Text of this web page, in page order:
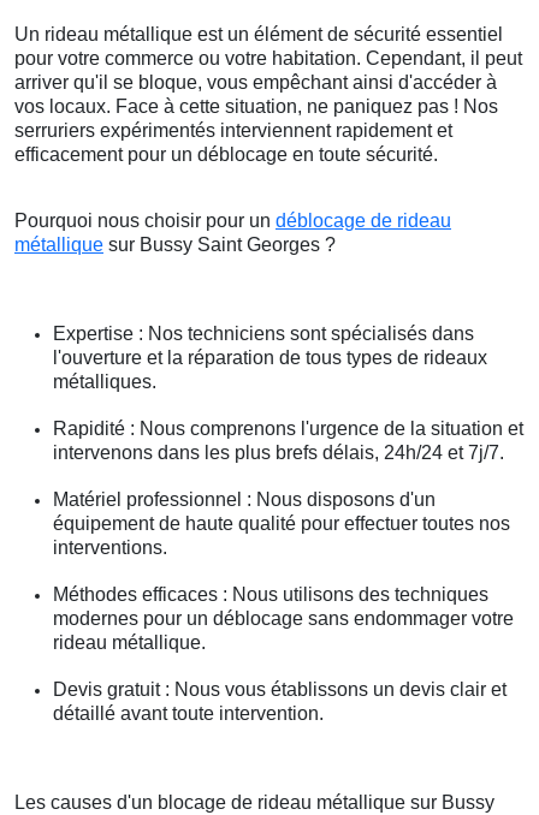
Un rideau métallique est un élément de sécurité essentiel
pour votre commerce ou votre habitation. Cependant, il peut
arriver qu'il se bloque, vous empêchant ainsi d'accéder à
vos locaux. Face à cette situation, ne paniquez pas ! Nos
serruriers expérimentés interviennent rapidement et
efficacement pour un déblocage en toute sécurité.
Pourquoi nous choisir pour un déblocage de rideau
métallique sur Bussy Saint Georges ?
Expertise : Nos techniciens sont spécialisés dans
l'ouverture et la réparation de tous types de rideaux
métalliques.
Rapidité : Nous comprenons l'urgence de la situation et
intervenons dans les plus brefs délais, 24h/24 et 7j/7.
Matériel professionnel : Nous disposons d'un
équipement de haute qualité pour effectuer toutes nos
interventions.
Méthodes efficaces : Nous utilisons des techniques
modernes pour un déblocage sans endommager votre
rideau métallique.
Devis gratuit : Nous vous établissons un devis clair et
détaillé avant toute intervention.
Les causes d'un blocage de rideau métallique sur Bussy